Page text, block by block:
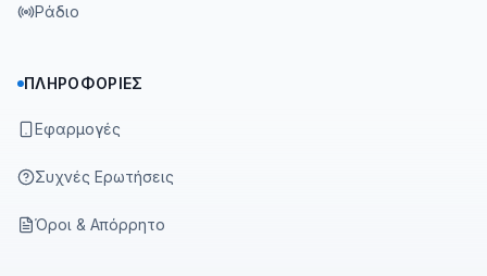
Ράδιο
ΠΛΗΡΟΦΟΡΊΕΣ
Εφαρμογές
Συχνές Ερωτήσεις
Όροι & Απόρρητο